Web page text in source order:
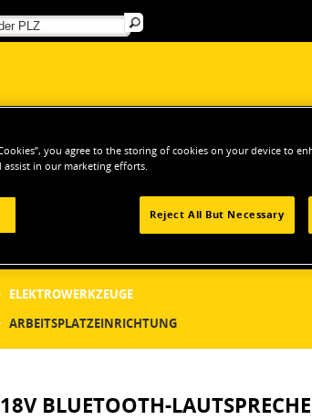
ELEKTROWERKZEUGE
ARBEITSPLATZEINRICHTUNG
18V BLUETOOTH-
you agree to the storing of cookies on your device to
assist in our marketing efforts.
Reject All But Necessary